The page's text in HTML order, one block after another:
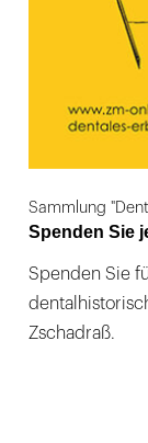
Sammlung
Spenden Sie
Spenden Sie
Zschadraß.